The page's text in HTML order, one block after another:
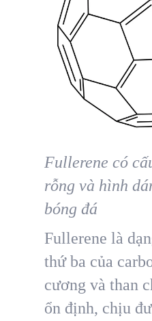
Fullerene có
rỗng và hình
bóng đá
Fullerene là
thứ ba của
cương và than
ổn định, chịu